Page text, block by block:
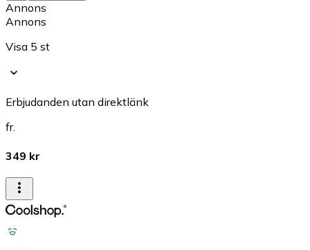
Annons
Annons
Visa 5 st
Erbjudanden utan direktlänk
fr.
349 kr